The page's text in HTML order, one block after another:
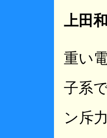
上
重い
子系
ン斥